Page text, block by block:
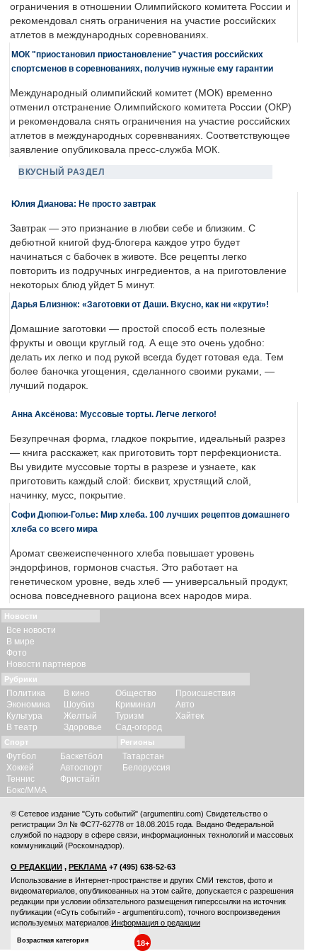
ограничения в отношении Олимпийского комитета России и
рекомендовал снять ограничения на участие российских
атлетов в международных соревнованиях.
МОК "приостановил приостановление" участия российских
спортсменов в соревнованиях, получив нужные ему гарантии
Международный олимпийский комитет (МОК) временно
отменил отстранение Олимпийского комитета России (ОКР)
и рекомендовала снять ограничения на участие российских
атлетов в международных соревнваниях. Соответствующее
заявление опубликовала пресс-служба МОК.
ВКУСНЫЙ РАЗДЕЛ
Юлия Дианова: Не просто завтрак
Завтрак — это признание в любви себе и близким. С
дебютной книгой фуд-блогера каждое утро будет
начинаться с бабочек в животе. Все рецепты легко
повторить из подручных ингредиентов, а на приготовление
некоторых блюд уйдет 5 минут.
Дарья Близнюк: «Заготовки от Даши. Вкусно, как ни «крути»!
Домашние заготовки — простой способ есть полезные
фрукты и овощи круглый год. А еще это очень удобно:
делать их легко и под рукой всегда будет готовая еда. Тем
более баночка угощения, сделанного своими руками, —
лучший подарок.
Анна Аксёнова: Муссовые торты. Легче легкого!
Безупречная форма, гладкое покрытие, идеальный разрез
— книга расскажет, как приготовить торт перфекциониста.
Вы увидите муссовые торты в разрезе и узнаете, как
приготовить каждый слой: бисквит, хрустящий слой,
начинку, мусс, покрытие.
Софи Дюпюи-Голье: Мир хлеба. 100 лучших рецептов домашнего
хлеба со всего мира
Аромат свежеиспеченного хлеба повышает уровень
эндорфинов, гормонов счастья. Это работает на
генетическом уровне, ведь хлеб — универсальный продукт,
основа повседневного рациона всех народов мира.
Новости
Все новости
В мире
Фото
Новости партнеров
Рубрики
Политика
Экономика
Культура
В театр
В кино
Шоубиз
Желтый
Здоровье
Общество
Криминал
Туризм
Сад-огород
Происшествия
Авто
Хайтек
Спорт
Футбол
Хоккей
Теннис
Бокс/ММА
Баскетбол
Автоспорт
Фристайл
Регионы
Татарстан
Белоруссия
© Сетевое издание "Суть событий" (argumentiru.com) Свидетельство о
регистрации Эл № ФС77-62778 от 18.08.2015 года. Выдано Федеральной
службой по надзору в сфере связи, информационных технологий и массовых
коммуникаций (Роскомнадзор).
О РЕДАКЦИИ , РЕКЛАМА +7 (495) 638-52-63
Использование в Интернет-пространстве и других СМИ текстов, фото и
видеоматериалов, опубликованных на этом сайте, допускается с разрешения
редакции при условии обязательного размещения гиперссылки на источник
публикации («Суть событий» - argumentiru.com), точного воспроизведения
используемых материалов. Информация о редакции
Возрастная категория 18+